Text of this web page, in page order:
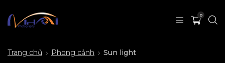
0
Trang chủ Phong cảnh
Sun light